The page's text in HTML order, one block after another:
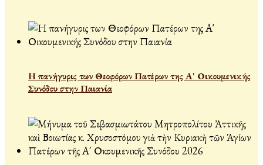
Η πανήγυρις των Θεοφόρων Πατέρων της Α' Οικουμενικής
Συνόδου στην Παιανία